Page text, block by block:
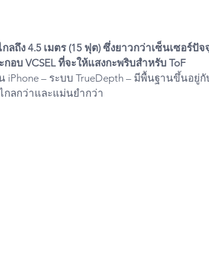
ลถึง 4.5 เมตร (15 ฟุต) ซึ่งยาวกว่าเซ็นเซอร์ปั
อบ VCSEL ที่จะให้แสงกะพริบสำหรับ ToF
– ระบบ TrueDepth – มีพื้นฐานขึ้นอยู่กั
กลกว่าและแม่นยำกว่า